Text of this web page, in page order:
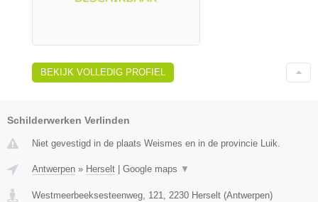
BEKIJK VOLLEDIG PROFIEL
Schilderwerken Verlinden
Niet gevestigd in de plaats Weismes en in de provincie Luik.
Antwerpen » Herselt | Google maps ▼
Westmeerbeeksesteenweg, 121 2230 Herselt (Antwerpen)